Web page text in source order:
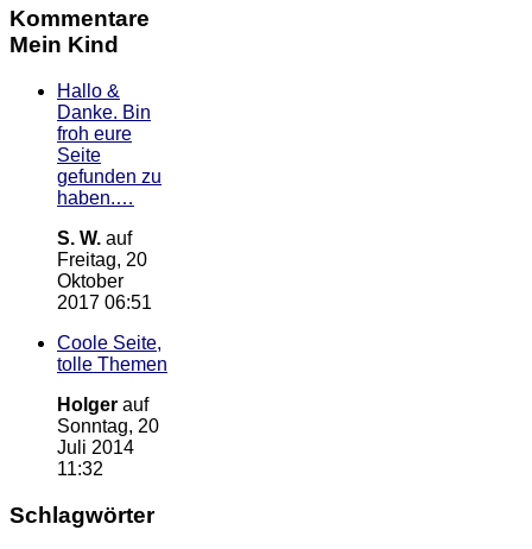
Kommentare
Mein Kind
Hallo &
Danke. Bin
froh eure
Seite
gefunden zu
haben.…
S. W. auf
Freitag, 20
Oktober
2017 06:51
Coole Seite,
tolle Themen
Holger auf
Sonntag, 20
Juli 2014
11:32
Schlagwörter